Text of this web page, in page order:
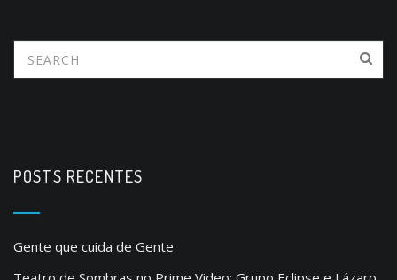
POSTS RECENTES
Gente que cuida de Gente